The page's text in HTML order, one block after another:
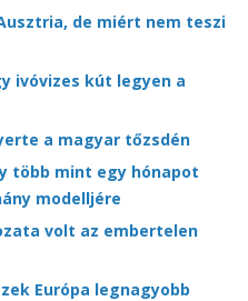
de miért nem teszi
ivóvizes kút legyen a
a magyar tőzsdén
több mint egy hónapot
modelljére
volt az embertelen
Európa legnagyobb